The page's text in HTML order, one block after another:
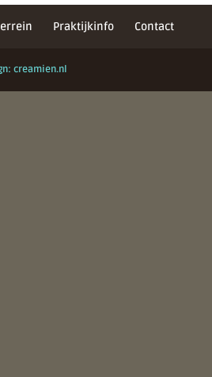
Praktijkinfo Contact
creamien.nl